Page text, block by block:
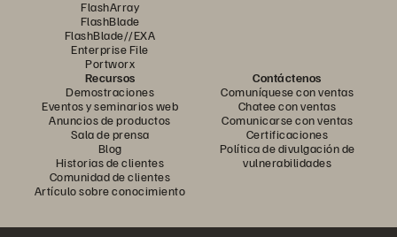
FlashArray
FlashBlade
FlashBlade//EXA
Enterprise File
Portworx
Recursos
Demostraciones
Eventos y seminarios web
Anuncios de productos
Sala de prensa
Blog
Historias de clientes
Comunidad de clientes
Artículo sobre conocimiento
Contáctenos
Comuníquese con ventas
Chatee con ventas
Comunicarse con ventas
Certificaciones
Política de divulgación de
vulnerabilidades